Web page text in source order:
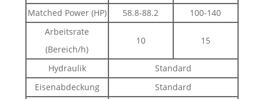
Matched Power (HP)
58.8-88.2
100-140
Arbeitsrate
(Bereich/h)
10 15
Hydraulik
Standard
Eisenabdeckung
Standard